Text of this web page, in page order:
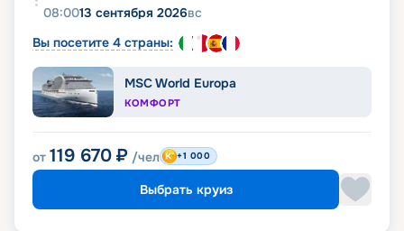
08:0013 сентября 2026вс
Вы посетите 4 страны:
MSC World Europa
КОМФОРТ
от 119 670 ₽ /чел +1 000
Выбрать круиз